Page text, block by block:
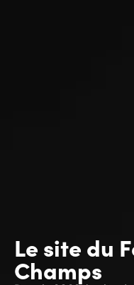
Le site du
Champs